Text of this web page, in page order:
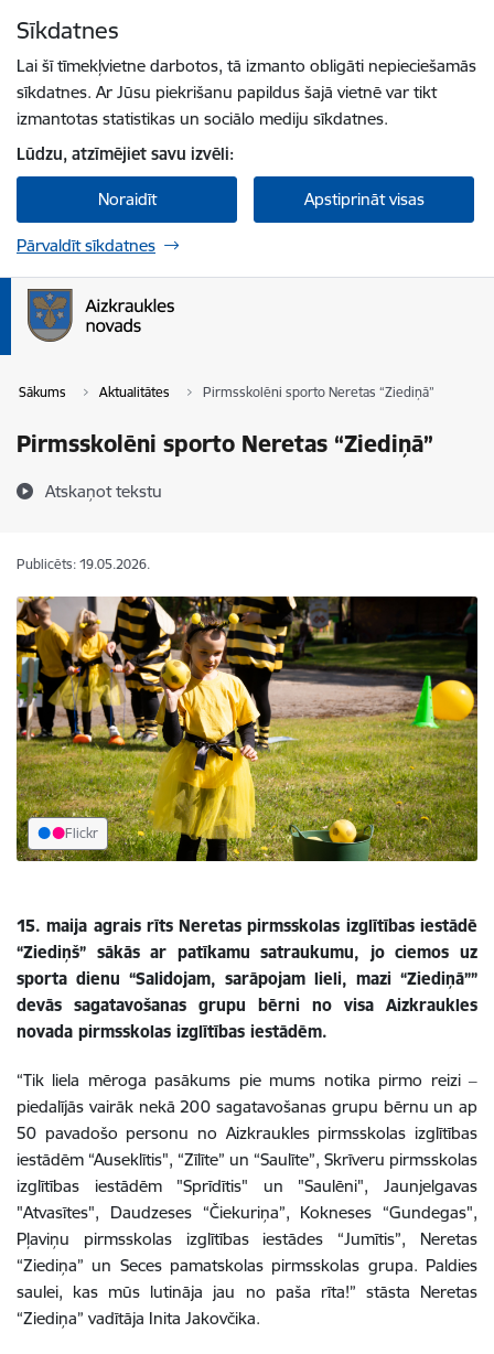
Sīkdatnes
Lai šī tīmekļvietne darbotos, tā izmanto obligāti nepieciešamās
sīkdatnes. Ar Jūsu piekrišanu papildus šajā vietnē var tikt
izmantotas statistikas un sociālo mediju sīkdatnes.
Lūdzu, atzīmējiet savu izvēli:
Noraidīt Apstiprināt visas
Pārvaldīt sīkdatnes
Sākums Aktualitātes Pirmsskolēni sporto Neretas “Ziediņā”
Pirmsskolēni sporto Neretas “Ziediņā”
Atskaņot tekstu
Publicēts: 19.05.2026.
Flickr
15. maija agrais rīts Neretas pirmsskolas izglītības iestādē
“Ziediņš” sākās ar patīkamu satraukumu, jo ciemos uz
sporta dienu “Salidojam, sarāpojam lieli, mazi “Ziediņā””
devās sagatavošanas grupu bērni no visa Aizkraukles
novada pirmsskolas izglītības iestādēm.
“Tik liela mēroga pasākums pie mums notika pirmo reizi ‒
piedalījās vairāk nekā 200 sagatavošanas grupu bērnu un ap
50 pavadošo personu no Aizkraukles pirmsskolas izglītības
iestādēm “Auseklītis", “Zīlīte” un “Saulīte”, Skrīveru pirmsskolas
izglītības iestādēm "Sprīdītis" un "Saulēni", Jaunjelgavas
"Atvasītes", Daudzeses “Čiekuriņa”, Kokneses “Gundegas",
Pļaviņu pirmsskolas izglītības iestādes “Jumītis”, Neretas
“Ziediņa” un Seces pamatskolas pirmsskolas grupa. Paldies
saulei, kas mūs lutināja jau no paša rīta!” stāsta Neretas
“Ziediņa” vadītāja Inita Jakovčika.